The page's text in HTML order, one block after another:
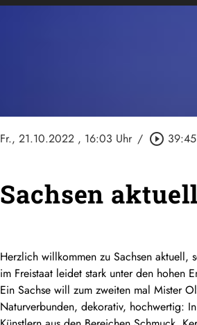
Fr., 21.10.2022 , 16:03 Uhr / play_circle_outline 39:45
Sachsen
Herzlich willkommen zu Sachsen aktuell,
im Freistaat leidet stark unter den hohen
Ein Sachse will zum zweiten mal Mister
Naturverbunden, dekorativ, hochwertig: